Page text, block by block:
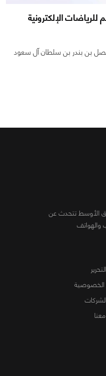
الإلكترونية
بن بندر بن سلطان آل سعود
الأوسط تتحدث عن
والهواتف
الخصوصية